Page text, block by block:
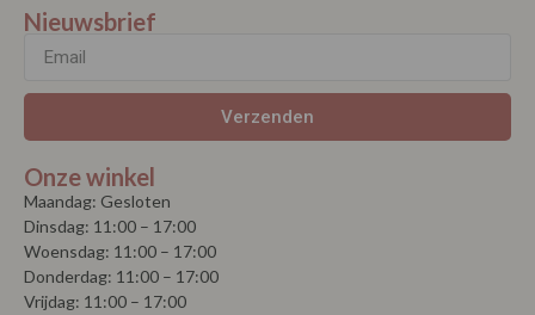
Nieuwsbrief
Verzenden
Onze winkel
Maandag: Gesloten
Dinsdag: 11:00 – 17:00
Woensdag: 11:00 – 17:00
Donderdag: 11:00 – 17:00
Vrijdag: 11:00 – 17:00